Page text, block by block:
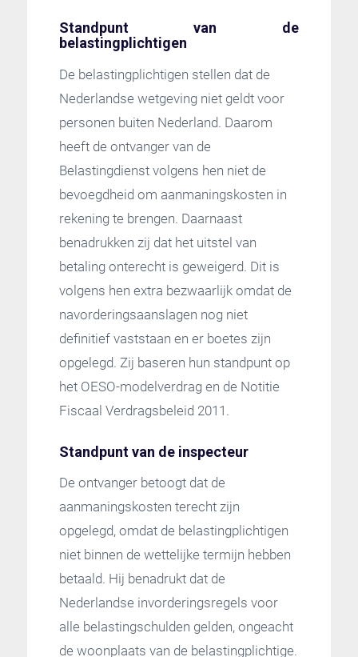
Standpunt van de
belastingplichtigen
De belastingplichtigen stellen dat de
Nederlandse wetgeving niet geldt voor
personen buiten Nederland. Daarom
heeft de ontvanger van de
Belastingdienst volgens hen niet de
bevoegdheid om aanmaningskosten in
rekening te brengen. Daarnaast
benadrukken zij dat het uitstel van
betaling onterecht is geweigerd. Dit is
volgens hen extra bezwaarlijk omdat de
navorderingsaanslagen nog niet
definitief vaststaan en er boetes zijn
opgelegd. Zij baseren hun standpunt op
het OESO-modelverdrag en de Notitie
Fiscaal Verdragsbeleid 2011.
Standpunt van de inspecteur
De ontvanger betoogt dat de
aanmaningskosten terecht zijn
opgelegd, omdat de belastingplichtigen
niet binnen de wettelijke termijn hebben
betaald. Hij benadrukt dat de
Nederlandse invorderingsregels voor
alle belastingschulden gelden, ongeacht
de woonplaats van de belastingplichtige.